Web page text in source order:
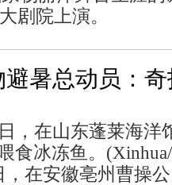
剧院上演。
避暑总动员：
，在山东蓬莱海洋
食冰冻鱼。
，在安徽亳州曹操